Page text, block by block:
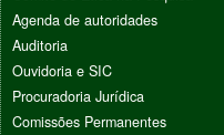
Agenda de autoridades
Auditoria
Ouvidoria e SIC
Procuradoria Jurídica
Comissões Permanentes